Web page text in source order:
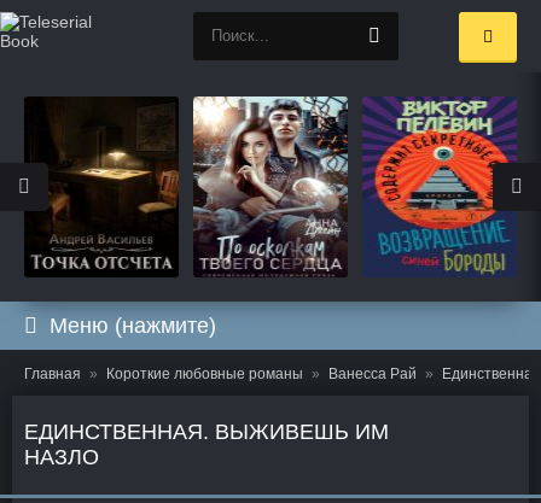
Меню (нажмите)
Главная Короткие любовные романы Ванесса Рай
ЕДИНСТВЕННАЯ. ВЫЖИВЕШЬ ИМ
НАЗЛО